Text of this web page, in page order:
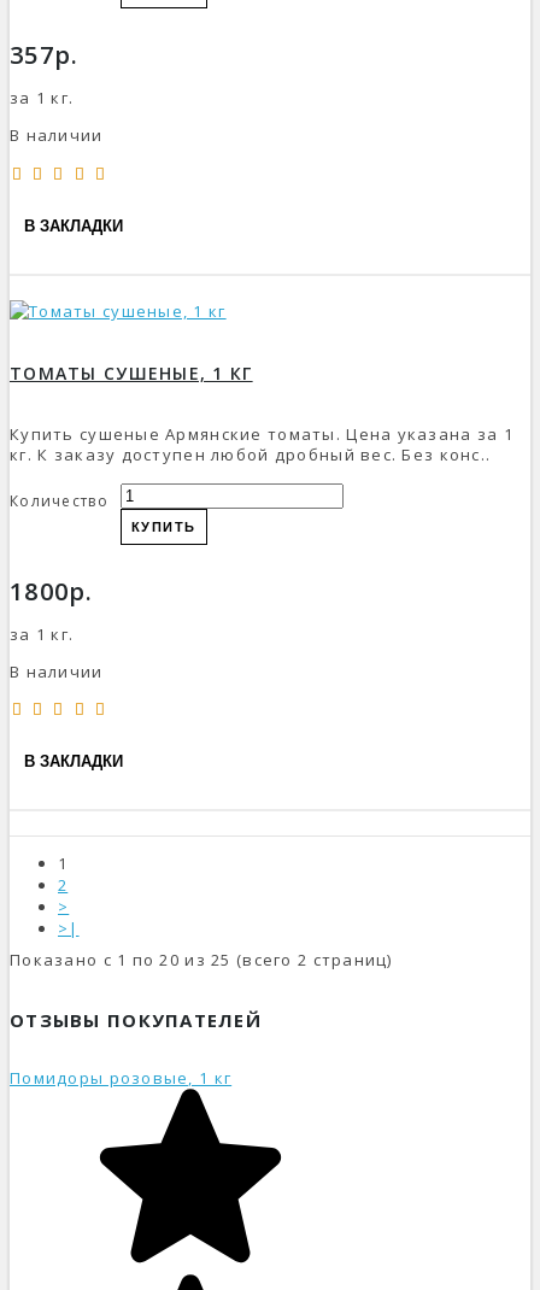
357р.
за 1 кг.
В наличии
В ЗАКЛАДКИ
ТОМАТЫ СУШЕНЫЕ, 1 КГ
Купить сушеные Армянские томаты. Цена указана за 1
кг. К заказу доступен любой дробный вес. Без конс..
Количество
КУПИТЬ
1800р.
за 1 кг.
В наличии
В ЗАКЛАДКИ
1
2
>
>|
Показано с 1 по 20 из 25 (всего 2 страниц)
ОТЗЫВЫ ПОКУПАТЕЛЕЙ
Помидоры розовые, 1 кг